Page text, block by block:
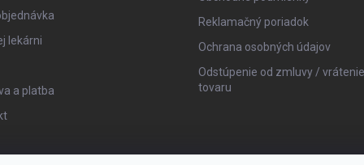
lekárni
a platba
Reklamačný poriadok
Ochrana osobných údajov
Odstúpenie od zmluvy / vrátenie
tovaru